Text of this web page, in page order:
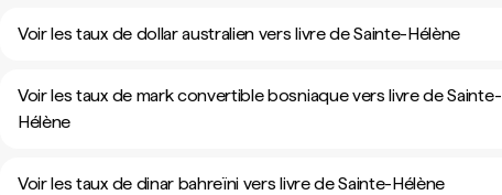
Voir les taux de dollar australien vers livre de Sainte-Hélène
Voir les taux de mark convertible bosniaque vers livre de Sainte-
Hélène
Voir les taux de dinar bahreïni vers livre de Sainte-Hélène